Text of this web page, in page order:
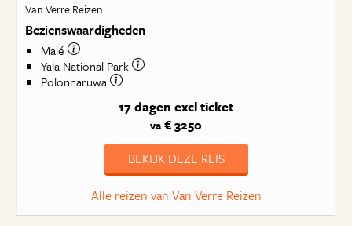
Van Verre Reizen
Bezienswaardigheden
Malé
Yala National Park
Polonnaruwa
17 dagen excl ticket
va € 3250
BEKIJK DEZE REIS
Alle reizen van Van Verre Reizen